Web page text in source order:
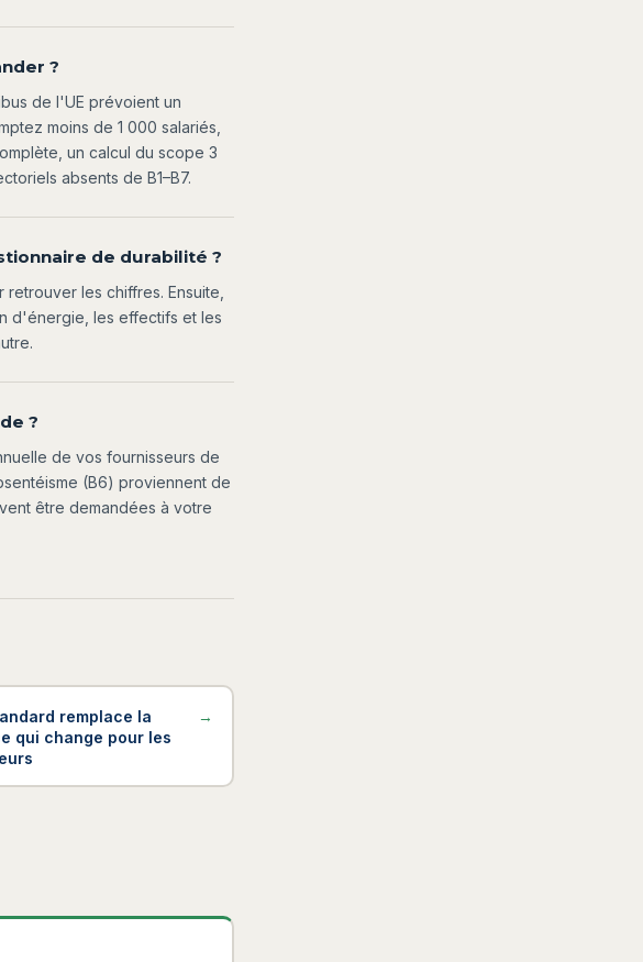
?
de l'UE prévoient un
moins de 1 000 salariés,
un calcul du scope 3
absents de B1–B7.
de durabilité ?
les chiffres. Ensuite,
d'énergie, les effectifs et les
?
de vos fournisseurs de
(B6) proviennent de
être demandées à votre
remplace la
qui change pour les
→